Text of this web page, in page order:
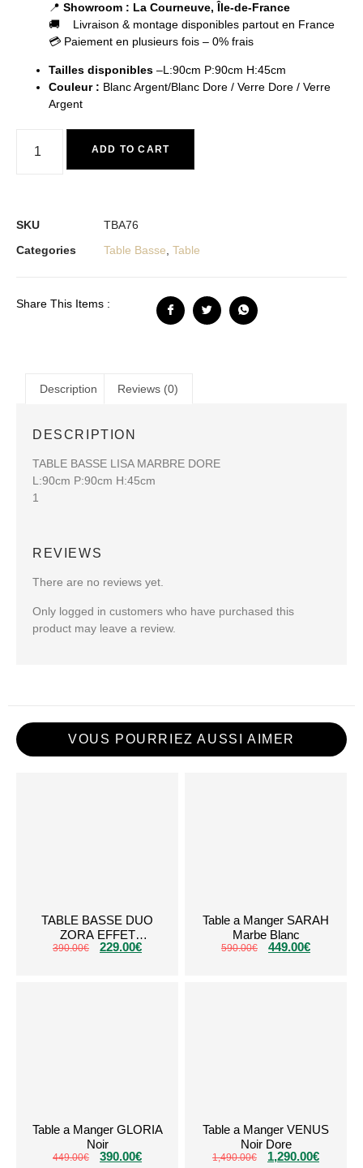
📍 Showroom : La Courneuve, Île-de-France
🚚 Livraison & montage disponibles partout en France
💳 Paiement en plusieurs fois – 0% frais
Tailles disponibles –L:90cm P:90cm H:45cm
Couleur : Blanc Argent/Blanc Dore / Verre Dore / Verre
Argent
ADD TO CART
SKU
TBA76
Categories
Table Basse, Table
Share This Items :
Description Reviews (0)
DESCRIPTION
TABLE BASSE LISA MARBRE DORE
L:90cm P:90cm H:45cm
1
REVIEWS
There are no reviews yet.
Only logged in customers who have purchased this
product may leave a review.
VOUS POURRIEZ AUSSI AIMER
TABLE BASSE DUO
ZORA EFFET
TRAVERTIN PIED
390.00€ 229.00€
Table a Manger SARAH
Marbe Blanc
590.00€ 449.00€
Table a Manger GLORIA
Noir
449.00€ 390.00€
Table a Manger VENUS
Noir Dore
1,490.00€ 1,290.00€